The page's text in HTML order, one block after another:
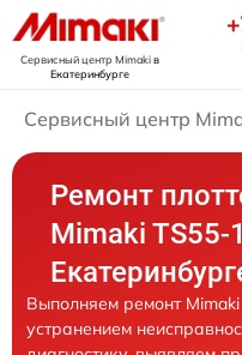
Сервисный центр Mimakiв
Екатеринбурге
Сервисный центр
Ремонт
Mimaki TS55-
Выполняем ремонт
устранением